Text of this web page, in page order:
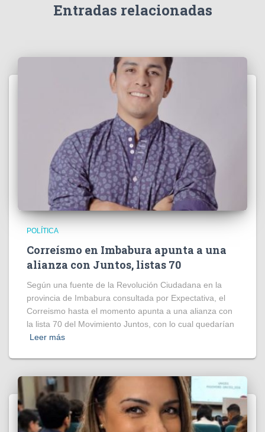
Entradas relacionadas
POLÍTICA
Correísmo en Imbabura apunta a una
alianza con Juntos, listas 70
Según una fuente de la Revolución Ciudadana en la
provincia de Imbabura consultada por Expectativa, el
Correismo hasta el momento apunta a una alianza con
la lista 70 del Movimiento Juntos, con lo cual quedarían
Leer más